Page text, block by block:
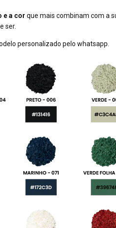
e a cor que mais combinam com a
ser.
personalizado pelo whatsapp.